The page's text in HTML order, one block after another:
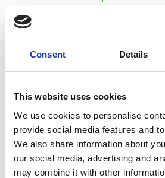
Consent Details
This website uses cookies
We use cookies to personalise
provide social media features and
We also share information about
our social media, advertising and
may combine it with other
€49,99
Maelson Dry
zwart/groen
Op voorraad